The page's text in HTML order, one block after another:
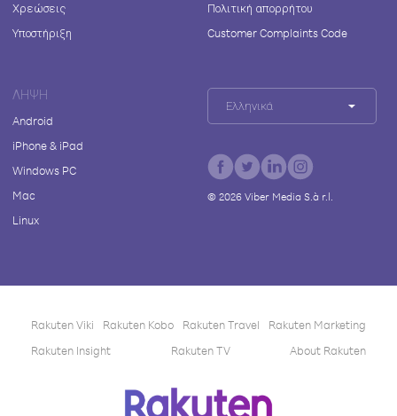
Χρεώσεις
Υποστήριξη
Πολιτική απορρήτου
Customer Complaints Code
ΛΉΨΗ
Android
iPhone & iPad
Windows PC
Mac
Linux
Ελληνικά
© 2026Viber Media S.à r.l.
Rakuten Viki Rakuten Kobo Rakuten Travel
Rakuten Marketing
Rakuten Insight
Rakuten TV About Rakuten